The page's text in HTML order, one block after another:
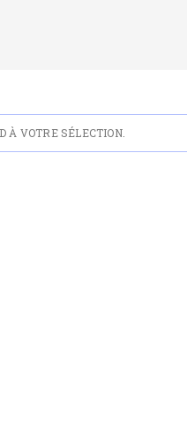
À VOTRE SÉLECTION.